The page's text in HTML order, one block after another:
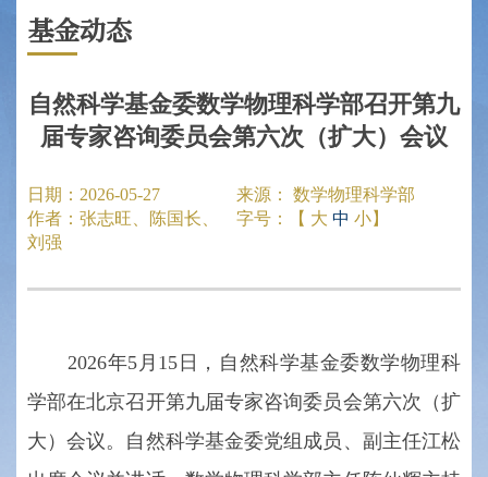
基金动态
自然科学基金委数学物理科学部召开第九
届专家咨询委员会第六次（扩大）会议
日期： 2026-05-27 来源：
数学物理科学部
作者： 张志旺、陈国长、
刘强
字号：【 大 中 小】
2026年5月15日，自然科学基金委数学物理科
学部在北京召开第九届专家咨询委员会第六次（扩
大）会议。自然科学基金委党组成员、副主任江松